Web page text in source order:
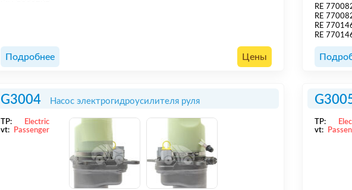
Подробнее Цены
RE
RE
RE
RE
G3004 Насос электрогидроусилителя руля
TP:
Electric
vt:
Passenger
TP:
vt: